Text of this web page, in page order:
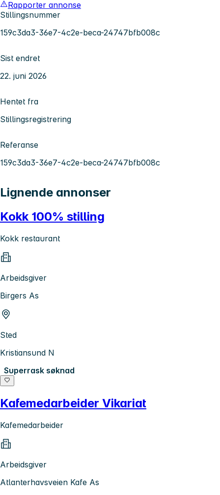
Rapporter annonse
Stillingsnummer
159c3da3-36e7-4c2e-beca-24747bfb008c
Sist endret
22. juni 2026
Hentet fra
Stillingsregistrering
Referanse
159c3da3-36e7-4c2e-beca-24747bfb008c
Lignende annonser
Kokk 100% stilling
Kokk restaurant
Arbeidsgiver
Birgers As
Sted
Kristiansund N
Superrask søknad
Kafemedarbeider Vikariat
Kafemedarbeider
Arbeidsgiver
Atlanterhavsveien Kafe As